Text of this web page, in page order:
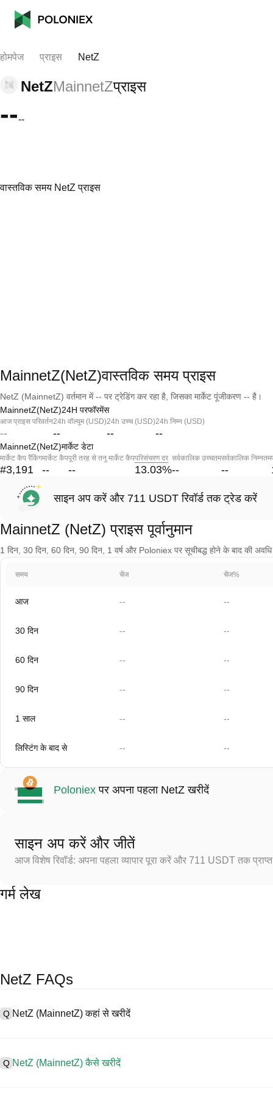
होमपेज प्राइस NetZ
NetZMainnetZप्राइस
----
वास्तविक समय NetZ प्राइस
MainnetZ(NetZ)वास्तविक समय प्राइस
NetZ (MainnetZ) वर्तमान में -- पर ट्रेडिंग कर रहा है, जिसका मार्केट पूंजीकरण -- है।
MainnetZ(NetZ)24H परफॉरमेंस
आज प्राइस परिवर्तन
--
24h वॉल्यूम (USD)
--
24h उच्च (USD)
--
24h निम्न (USD)
--
MainnetZ(NetZ)मार्केट डेटा
मार्केट कैप रैंकिंग
#3,191
मार्केट कैप
--
पूरी तरह से तनु मार्केट कैप
--
परिसंचरण दर
13.03%
सर्वकालिक उच्चतम
--
सर्वकालिक निम्नतम
--
साइन अप करें और 711 USDT रिवॉर्ड तक ट्रेड करें
MainnetZ (NetZ) प्राइस पूर्वानुमान
1 दिन, 30 दिन, 60 दिन, 90 दिन, 1 वर्ष और Poloniex पर सूचीबद्ध होने के बाद की
समय चेंज चेंज%
आज -- --
30 दिन -- --
60 दिन -- --
90 दिन -- --
1 साल -- --
लिस्टिंग के बाद से -- --
Poloniex पर अपना पहला NetZ खरीदें
साइन अप करें और जीतें
आज विशेष रिवॉर्ड: अपना पहला व्यापार पूरा करें और 711 USDT तक
गर्म लेख
NetZ FAQs
Q NetZ (MainnetZ) कहां से खरीदें
व्यापार को सरल बनाने के लिए विभिन्न प्रकार के व्यापारिक उपकरण प्रदान करते हैं।
है, और प्रतिस्पर्धी व्यापार शुल्क प्रदान करता है।
Q NetZ (MainnetZ) कैसे खरीदें